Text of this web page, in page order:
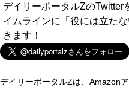
デイリーポータルZのTwitter
イムラインに「役には立た
きます！
デイリーポータルZは、Amazon